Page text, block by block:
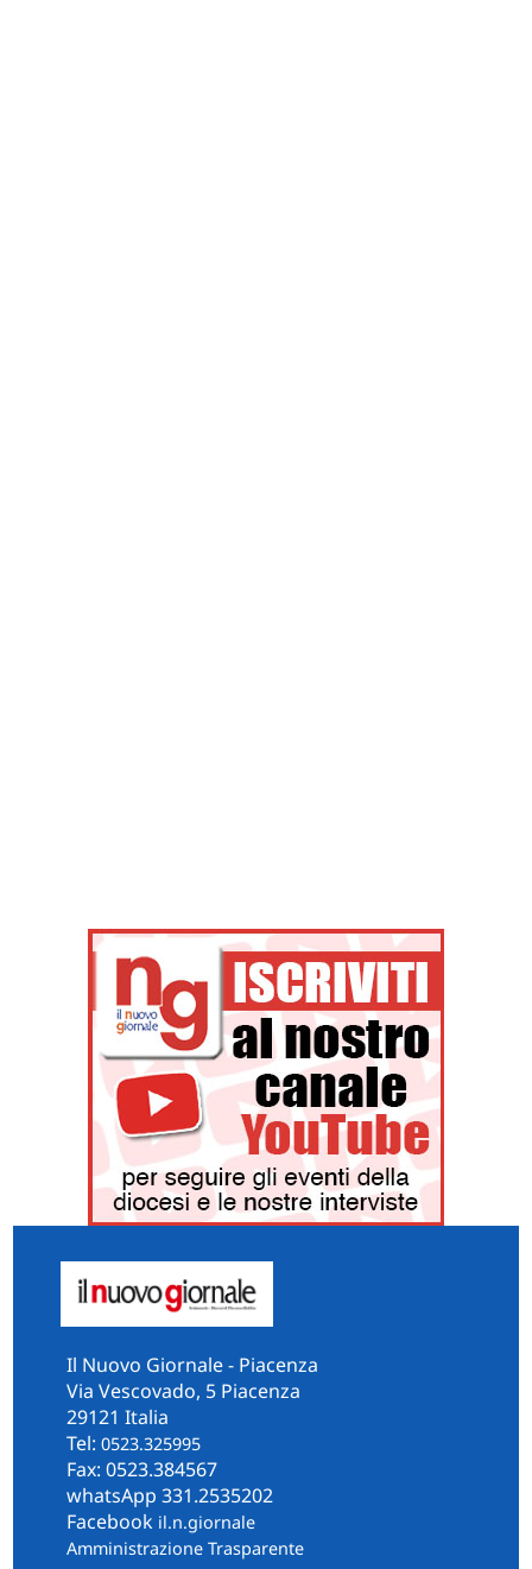
Il Nuovo Giornale - Piacenza
Via Vescovado, 5 Piacenza
29121 Italia
Tel: 0523.325995
Fax: 0523.384567
whatsApp 331.2535202
Facebook il.n.giornale
Amministrazione Trasparente